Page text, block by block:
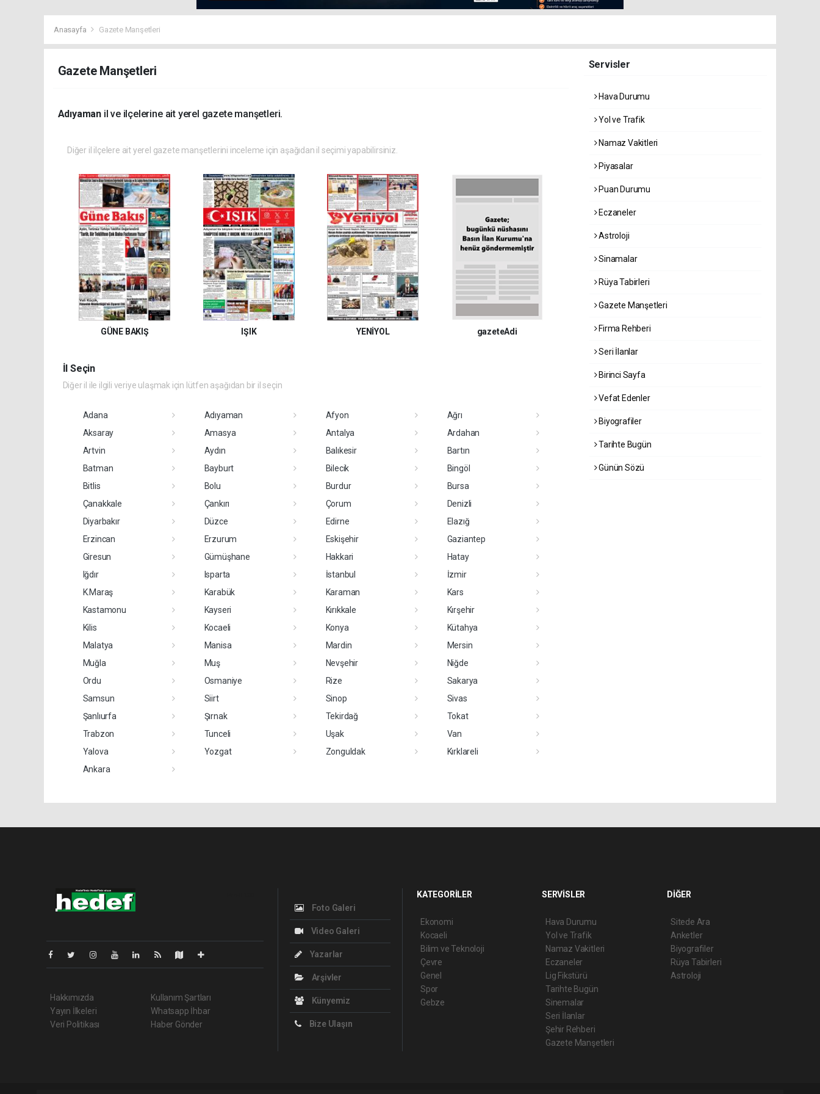
Anasayfa Gazete Manşetleri
Gazete Manşetleri
Adıyamanil ve ilçelerine ait yerel gazete manşetleri.
Diğer il ilçelere ait yerel gazete manşetlerini inceleme için aşağıdan il seçimi yapabilirsiniz.
GÜNE BAKIŞ IŞIK YENİYOL gazeteAdi
İl Seçin
Diğer il ile ilgili veriye ulaşmak için lütfen aşağıdan bir il seçin
Adana Adıyaman Afyon
Ağrı
Aksaray
Amasya Antalya
Ardahan
Artvin
Aydın Balıkesir
Bartın
Batman
Bayburt Bilecik
Bingöl
Bitlis
Bolu Burdur
Bursa
Çanakkale
Çankırı Çorum
Denizli
Diyarbakır
Düzce Edirne
Elazığ
Erzincan
Erzurum Eskişehir
Gaziantep
Giresun
Gümüşhane Hakkari
Hatay
Iğdır
Isparta İstanbul
İzmir
K.Maraş
Karabük Karaman
Kars
Kastamonu
Kayseri Kırıkkale
Kırşehir
Kilis
Kocaeli Konya
Kütahya
Malatya
Manisa Mardin
Mersin
Muğla
Muş Nevşehir
Niğde
Ordu
Osmaniye Rize
Sakarya
Samsun
Siirt Sinop
Sivas
Şanlıurfa
Şırnak Tekirdağ
Tokat
Trabzon
Tunceli Uşak
Van
Yalova
Yozgat Zonguldak
Kırklareli
Ankara
Servisler
Hava Durumu
Yol ve Trafik
Namaz Vakitleri
Piyasalar
Puan Durumu
Eczaneler
Astroloji
Sinamalar
Rüya Tabirleri
Gazete Manşetleri
Firma Rehberi
Seri İlanlar
Birinci Sayfa
Vefat Edenler
Biyografiler
Tarihte Bugün
Günün Sözü
Hakkımızda
Yayın İlkeleri
Veri Politikası
Kullanım Şartları
Whatsapp İhbar
Haber Gönder
Foto Galeri
Video Galeri
Yazarlar
Arşivler
Künyemiz
Bize Ulaşın
KATEGORİLER
Ekonomi
Kocaeli
Bilim ve Teknoloji
Çevre
Genel
Spor
Gebze
SERVİSLER
Hava Durumu
Yol ve Trafik
Namaz Vakitleri
Eczaneler
Lig Fikstürü
Tarihte Bugün
Sinemalar
Seri İlanlar
Şehir Rehberi
Gazete Manşetleri
DİĞER
Sitede Ara
Anketler
Biyografiler
Rüya Tabirleri
Astroloji